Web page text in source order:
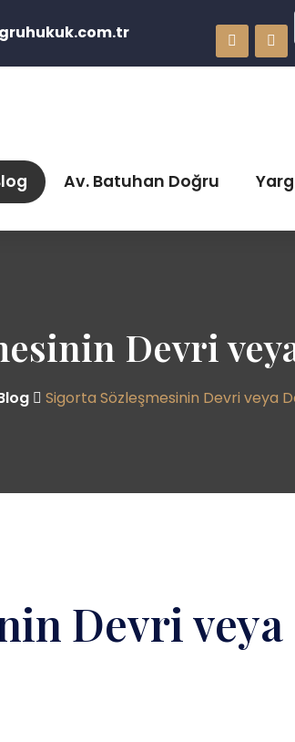
Av. Batuhan Doğru
Devri
Sigorta Sözleşmesinin Devri veya
Devri veya